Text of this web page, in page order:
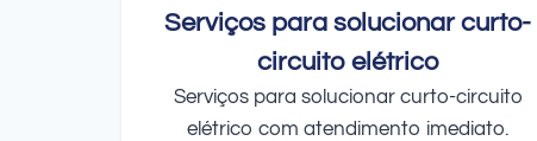
Serviços para solucionar curto-
circuito elétrico
Serviços para solucionar curto-circuito
elétrico com atendimento imediato.